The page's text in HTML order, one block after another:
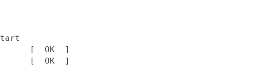
[  OK  ]
[  OK  ]